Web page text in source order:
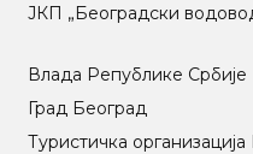
ЈКП „Београдски
Влада Републике Србије
Град Београд
Туристичка